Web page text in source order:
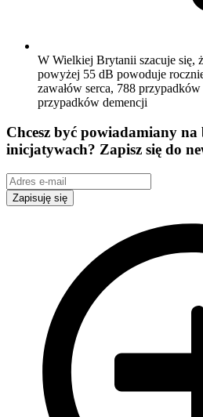
W Wielkiej Brytanii szacuje się,
powyżej 55 dB powoduje
zawałów serca, 788
przypadków demencji
Chcesz być powiadamiany na
inicjatywach? Zapisz się do
Zapisuję się